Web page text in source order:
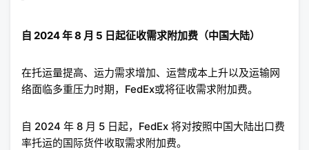
自 2024 年 8 月 5 日起征收需求附加费（中国大陆）
在托运量提高、运力需求增加、运营成本上升以及运输网
络面临多重压力时期，FedEx或将征收需求附加费。
自 2024 年 8 月 5 日起，FedEx 将对按照中国大陆出口费
率托运的国际货件收取需求附加费。